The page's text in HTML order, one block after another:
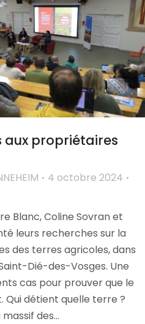
aux propriétaires
4 octobre 2024
Blanc, Coline Sovran et
leurs recherches sur la
des terres agricoles, dans
Dié-des-Vosges. Une
cas pour prouver que le
détient quelle terre ?
des…